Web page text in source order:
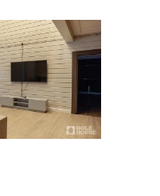
Открытая проводка
Ретро проводки